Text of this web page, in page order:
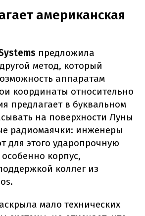
американская
предложила
метод, который
аппаратам
координаты относительно
предлагает в буквальном
на поверхности Луны
радиомаячки: инженеры
для этого ударопрочную
корпус,
коллег из
мало технических